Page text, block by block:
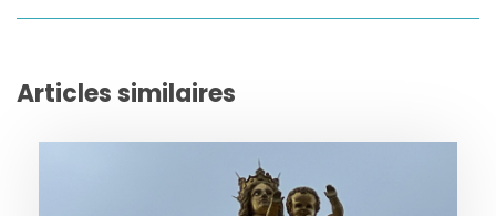
Articles similaires